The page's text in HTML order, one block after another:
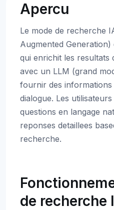
Apercu
Le mode de recherche
Augmented
qui enrichit les resultats
avec un LLM (grand
fournir des
dialogue. Les
questions en langage
reponses detaillees
recherche.
de recherche